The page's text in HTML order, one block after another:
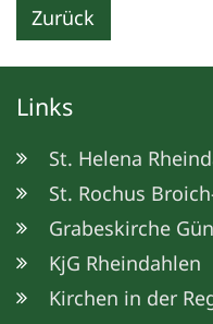
Zurück
Links
St. Helena
St. Rochus
Grabeskirche
KjG Rheindahlen
Kirchen in der